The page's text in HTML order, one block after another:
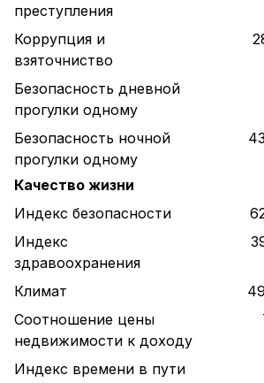
преступления
Коррупция и
взяточниство
Безопасность дневной
прогулки одному
Безопасность ночной
прогулки одному
Качество жизни
Индекс безопасности
Индекс
здравоохранения
Климат
Соотношение цены
недвижимости к доходу
Индекс времени в пути